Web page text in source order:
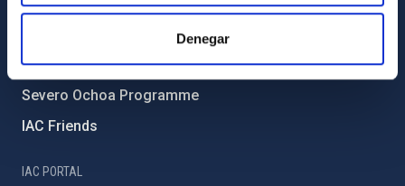
Denegar
External funding
Severo Ochoa Programme
IAC Friends
IAC PORTAL